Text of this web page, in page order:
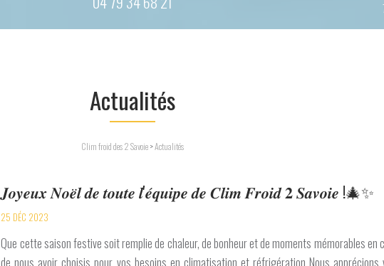
Actualités
Clim froid des 2 Savoie>Actualités
𝑱𝒐𝒚𝒆𝒖𝒙 𝑵𝒐𝒆̈𝒍 𝒅𝒆 𝒕𝒐𝒖𝒕𝒆 𝒍'𝒆́𝒒𝒖𝒊𝒑𝒆 𝒅𝒆 𝑪𝒍𝒊𝒎 𝑭𝒓𝒐𝒊𝒅 𝟐 𝑺𝒂𝒗𝒐𝒊𝒆 !🎄✨
25 DÉC 2023
Que cette saison festive soit remplie de chaleur, de bonheur et de moments mémorables
de nous avoir choisis pour vos besoins en climatisation et réfrigération Nous